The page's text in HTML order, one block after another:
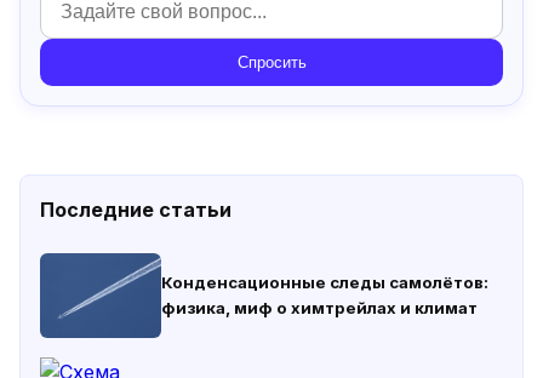
Спросить
Последние статьи
Конденсационные следы самолётов:
физика, миф о химтрейлах и климат